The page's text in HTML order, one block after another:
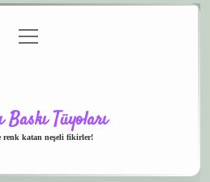
menüyü
aç
Baskı Tüyoları
renk katan neşeli fikirler!